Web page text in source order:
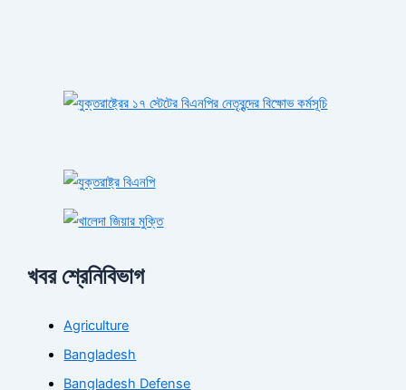
খবর শ্রেনিবিভাগ
Agriculture
Bangladesh
Bangladesh Defense